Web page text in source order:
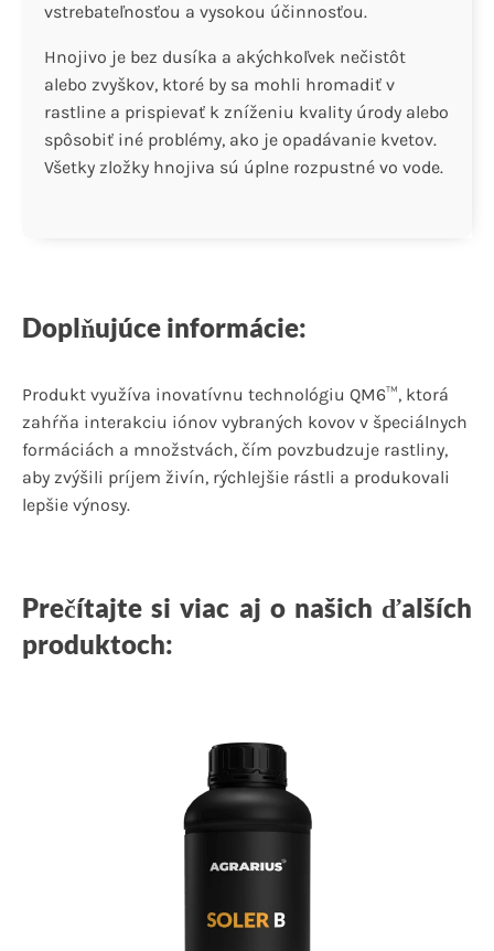
vstrebateľnosťou a vysokou účinnosťou.
Hnojivo je bez dusíka a akýchkoľvek nečistôt
alebo zvyškov, ktoré by sa mohli hromadiť v
rastline a prispievať k zníženiu kvality úrody alebo
spôsobiť iné problémy, ako je opadávanie kvetov.
Všetky zložky hnojiva sú úplne rozpustné vo vode.
Doplňujúce informácie:
Produkt využíva inovatívnu technológiu QM6™, ktorá
zahŕňa interakciu iónov vybraných kovov v špeciálnych
formáciách a množstvách, čím povzbudzuje rastliny,
aby zvýšili príjem živín, rýchlejšie rástli a produkovali
lepšie výnosy.
Prečítajte si viac aj o našich ďalších
produktoch: